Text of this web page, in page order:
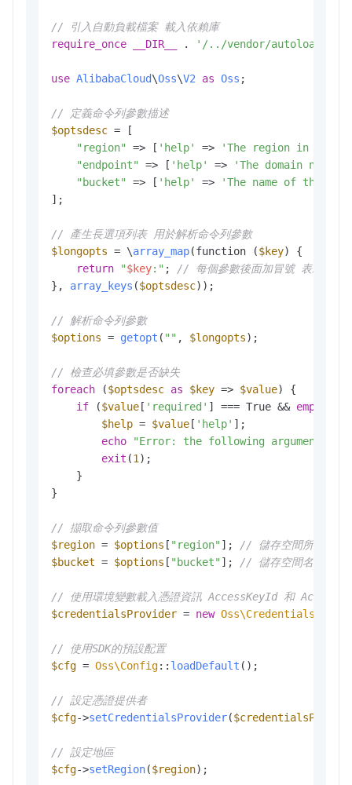
// 引入自動負載檔案 載入依賴庫
require_once
__DIR__ . '/../vendor/autoload.php'
use AlibabaCloud\Oss\V2 as Oss ;
// 定義命令列參數描述
$optsdesc = [
"region"
=> [ 'help' =>
'The region in
"endpoint"
=> [ 'help' =>
'The domain
"bucket"
=> [ 'help' =>
'The name of the
];
// 產生長選項列表 用於解析命令列參數
$longopts = \array_map(function ($key) {
return
"$key:" ;
// 每個參數後面加冒號 表示需要
}, array_keys ($optsdesc));
// 解析命令列參數
$options = getopt ( "" , $longopts);
// 檢查必填參數是否缺失
foreach ($optsdesc as $key => $value) {
if ($value [ 'required' ] === True && empty
$help = $value [ 'help' ];
echo
"Error: the following arguments
exit (1 );
    }
}
// 擷取命令列參數值
$region = $options [ "region" ];
// 儲存空間所在地區
$bucket = $options [ "bucket" ]; // 儲存空間名稱
// 使用環境變數載入憑證資訊 AccessKeyId 和
$credentialsProvider = new
// 使用SDK的預設配置
$cfg = Oss\Config:: loadDefault ();
// 設定憑證提供者
$cfg->setCredentialsProvider(
// 設定地區
$cfg->setRegion($region);